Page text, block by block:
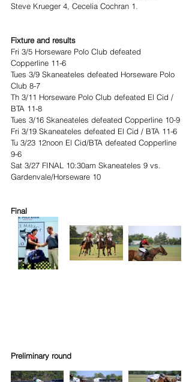
Steve Krueger 4, Cecelia Cochran 1.
Fixture and results
Fri 3/5 Horseware Polo Club defeated
Copperline 11-6
Tues 3/9 Skaneateles defeated Horseware Polo
Club 8-7
Th 3/11 Horseware Polo Club defeated El Cid /
BTA 11-8
Tues 3/16 Skaneateles defeated Copperline 10-9
Fri 3/19 Skaneateles defeated El Cid / BTA 11-6
Tu 3/23 12noon El Cid/BTA defeated Copperline
9-6
Sat 3/27 FINAL 10:30am Skaneateles 9 vs.
Gardenvale/Horseware 10
Final
Preliminary round